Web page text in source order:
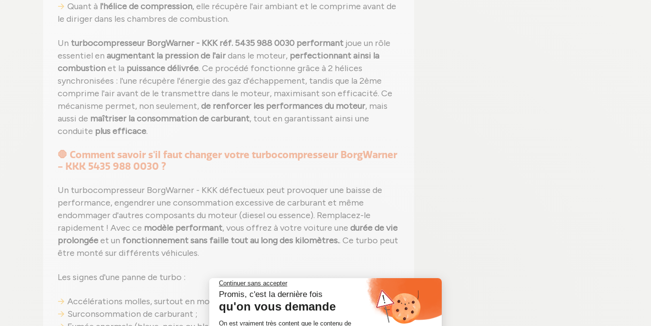
Quant à l'hélice de compression, elle récupère l'air ambiant et le comprime avant de
le diriger dans les chambres de combustion.
Un turbocompresseur BorgWarner - KKK réf. 5435 988 0030 performant joue un rôle
essentiel en augmentant la pression de l'airdans le moteur, perfectionnant ainsi la
combustionet la puissance délivrée. Ce procédé fonctionne grâce à 2 hélices
synchronisées : l'une récupère l'énergie des gaz d'échappement, tandis que la 2ème
comprime l'air avant de le transmettre dans le moteur, maximisant son efficacité. Ce
mécanisme permet, non seulement, de renforcer les performances du moteur, mais
aussi de maîtriser la consommation de carburant, tout en garantissant ainsi une
conduite plus efficace.
🛑 Comment savoir s'il faut changer votre turbocompresseur BorgWarner
- KKK 5435 988 0030 ?
Un turbocompresseur BorgWarner - KKK défectueux peut provoquer une baisse de
performance, engendrer une consommation excessive de carburant et même
endommager d'autres composants du moteur (diesel ou essence). Remplacez-le
rapidement ! Avec ce modèle performant, vous offrez à votre voiture une durée de vie
prolongéeet un fonctionnement sans faille tout au long des kilomètres.. Ce turbo peut
être monté sur différents véhicules.
Les signes d'une panne de turbo :
Accélérations molles, surtout en montée ou en charge ;
Surconsommation de carburant ;